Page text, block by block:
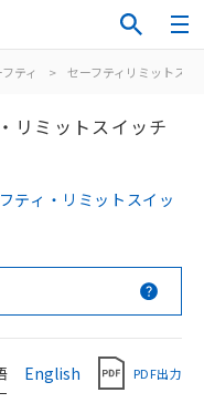
ティ > セーフティリミットスイ
リミットスイッチ
ティ・リミットスイッ
English PDF出力